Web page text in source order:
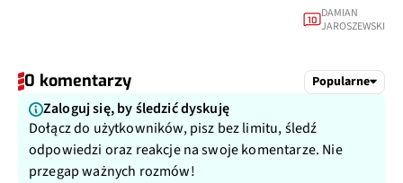
10 DAMIAN
JAROSZEWSKI
0 komentarzy Popularne
Zaloguj się, by śledzić dyskuję
Dołącz do użytkowników, pisz bez limitu, śledź
odpowiedzi oraz reakcje na swoje komentarze. Nie
przegap ważnych rozmów!